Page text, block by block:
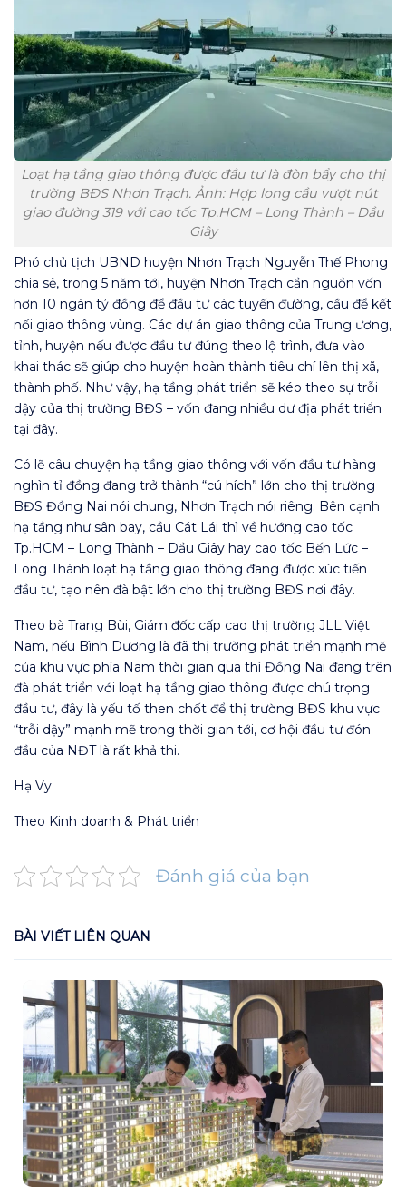
Loạt hạ tầng giao thông được đầu tư là đòn bẩy cho thị
trường BĐS Nhơn Trạch. Ảnh: Hợp long cầu vượt nút
giao đường 319 với cao tốc Tp.HCM – Long Thành – Dầu
Giây
Phó chủ tịch UBND huyện Nhơn Trạch Nguyễn Thế Phong
chia sẻ, trong 5 năm tới, huyện Nhơn Trạch cần nguồn vốn
hơn 10 ngàn tỷ đồng để đầu tư các tuyến đường, cầu để kết
nối giao thông vùng. Các dự án giao thông của Trung ương,
tỉnh, huyện nếu được đầu tư đúng theo lộ trình, đưa vào
khai thác sẽ giúp cho huyện hoàn thành tiêu chí lên thị xã,
thành phố. Như vậy, hạ tầng phát triển sẽ kéo theo sự trỗi
dậy của thị trường BĐS – vốn đang nhiều dư địa phát triển
tại đây.
Có lẽ câu chuyện hạ tầng giao thông với vốn đầu tư hàng
nghìn tỉ đồng đang trở thành “cú hích” lớn cho thị trường
BĐS Đồng Nai nói chung, Nhơn Trạch nói riêng. Bên cạnh
hạ tầng như sân bay, cầu Cát Lái thì về hướng cao tốc
Tp.HCM – Long Thành – Dầu Giây hay cao tốc Bến Lức –
Long Thành loạt hạ tầng giao thông đang được xúc tiến
đầu tư, tạo nên đà bật lớn cho thị trường BĐS nơi đây.
Theo bà Trang Bùi, Giám đốc cấp cao thị trường JLL Việt
Nam, nếu Bình Dương là đã thị trường phát triển mạnh mẽ
của khu vực phía Nam thời gian qua thì Đồng Nai đang trên
đà phát triển với loạt hạ tầng giao thông được chú trọng
đầu tư, đây là yếu tố then chốt để thị trường BĐS khu vực
“trỗi dậy” mạnh mẽ trong thời gian tới, cơ hội đầu tư đón
đầu của NĐT là rất khả thi.
Hạ Vy
Theo Kinh doanh & Phát triển
Đánh giá của bạn
BÀI VIẾT LIÊN QUAN